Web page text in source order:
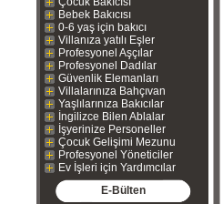
Bebek Bakıcısı
0-6 yaş için bakıcı
Villanıza yatılı Eşler
Profesyonel Aşçılar
Profesyonel Dadılar
Güvenlik Elemanları
Villalarınıza Bahçıvan
Yaşlılarınıza Bakıcılar
İngilizce Bilen Ablalar
İşyerinize Personeller
Çocuk Gelişimi Mezunu
Profesyonel Yöneticiler
Ev İşleri için Yardımcılar
E-Bülten